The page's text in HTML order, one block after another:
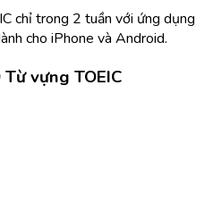
chỉ trong 2 tuần với ứng dụng
cho iPhone và Android.
vựng TOEIC